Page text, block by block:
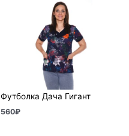
Футболка Дача Гигант
560₽